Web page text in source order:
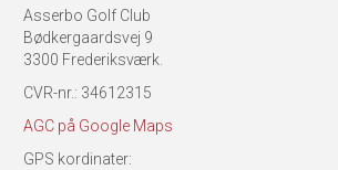
Asserbo Golf Club
Bødkergaardsvej 9
3300 Frederiksværk.
CVR-nr.: 34612315
AGC på Google Maps
GPS kordinater: